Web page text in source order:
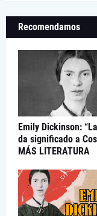
Recomendamos
Emily Dickinson:
da significado a
MÁS LITERATURA